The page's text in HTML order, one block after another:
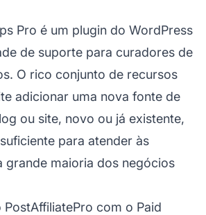
Pro é um plugin do WordPress
de suporte para curadores de
O rico conjunto de recursos
adicionar uma nova fonte de
ou site, novo ou já existente,
para atender às
grande maioria dos negócios
com o Paid